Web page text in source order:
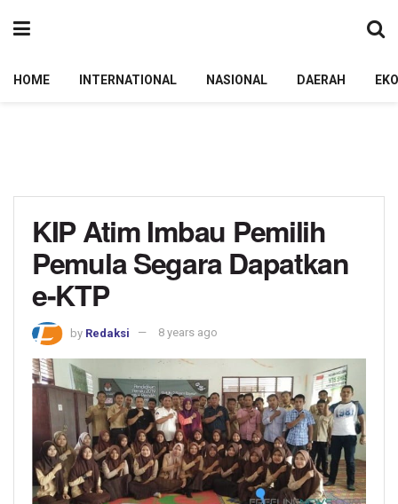
HOME INTERNATIONAL NASIONAL DAERAH
KIP Atim Imbau Pemilih
Pemula Segara Dapatkan
e-KTP
by Redaksi 8 years ago